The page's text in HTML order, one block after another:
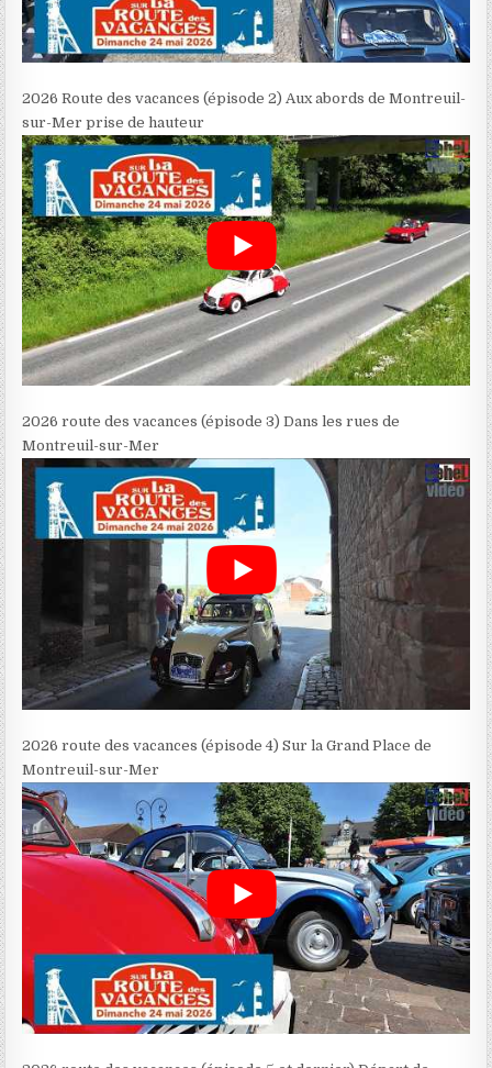
2026 Route des vacances (épisode 2) Aux abords de Montreuil-
sur-Mer prise de hauteur
2026 route des vacances (épisode 3) Dans les rues de
Montreuil-sur-Mer
2026 route des vacances (épisode 4) Sur la Grand Place de
Montreuil-sur-Mer